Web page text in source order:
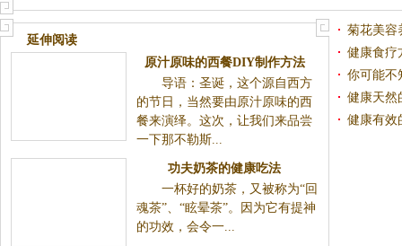
延伸阅读
原汁原味的西餐DIY制作方法
导语：圣诞，这个源自西方
的节日，当然要由原汁原味的西
餐来演绎。这次，让我们来品尝
一下那不勒斯...
功夫奶茶的健康吃法
一杯好的奶茶，又被称为“回
魂茶”、“眩晕茶”。因为它有提神
的功效，会令一...
菊花美容
健康食疗
你可能不
健康天然
健康有效